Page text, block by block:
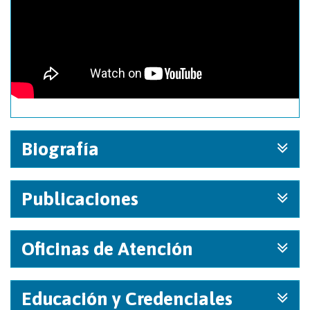
Biografía
Publicaciones
Oficinas de Atención
Educación y Credenciales